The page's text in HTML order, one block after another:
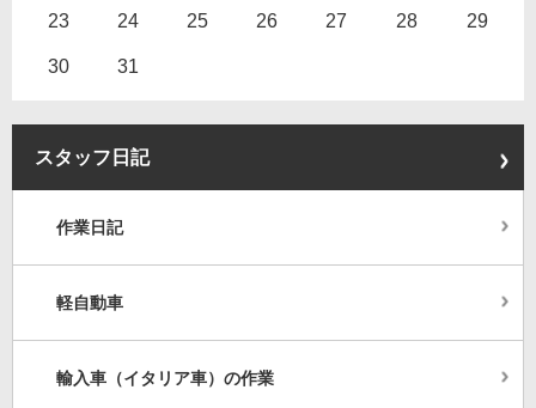
23 24 25 26 27 28 29
30 31
スタッフ日記
作業日記
軽自動車
輸入車（イタリア車）の作業